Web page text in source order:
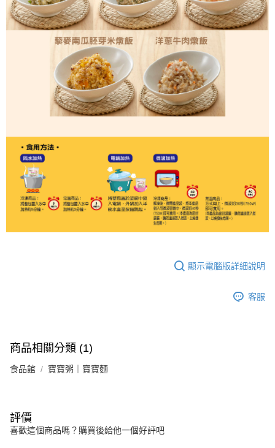
顯示電腦版詳細說明
客服
商品相關分類 (1)
食品館 寶寶粥｜寶寶麵
評價
喜歡這個商品嗎？購買後給他一個好評吧